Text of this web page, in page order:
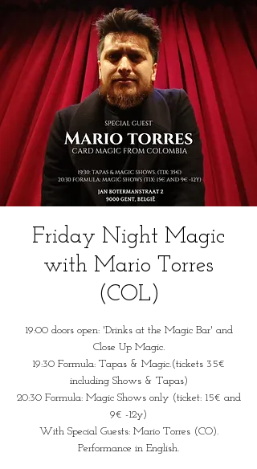
Friday Night Magic
with Mario Torres
(COL)
19:00 doors open: 'Drinks at the Magic Bar' and
Close Up Magic.
19:30 Formula: Tapas & Magic.(tickets 35€
including Shows & Tapas)
20:30 Formula: Magic Shows only (ticket: 15€ and
9€ -12y)
With Special Guests: Mario Torres (CO).
Performance in English.